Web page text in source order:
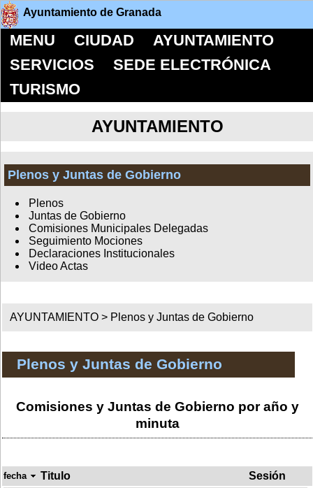
Ayuntamiento de Granada
MENU CIUDAD
AYUNTAMIENTO
SERVICIOS
SEDE ELECTRÓNICA
TURISMO
AYUNTAMIENTO
Plenos y Juntas de Gobierno
Plenos
Juntas de Gobierno
Comisiones Municipales Delegadas
Seguimiento Mociones
Declaraciones Institucionales
Video Actas
AYUNTAMIENTO > Plenos y Juntas de Gobierno
Plenos y Juntas de Gobierno
Comisiones y Juntas de Gobierno por año y
minuta
fecha Titulo
Sesión